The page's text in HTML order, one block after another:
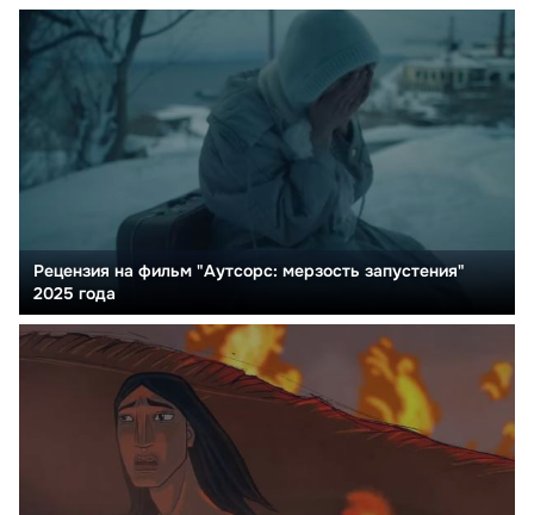
Рецензия на фильм "Аутсорс: мерзость запустения"
2025 года